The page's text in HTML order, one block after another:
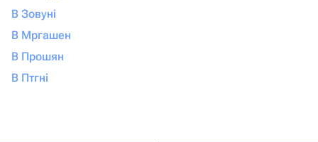
В Зовуні
В Мргашен
В Прошян
В Птгні